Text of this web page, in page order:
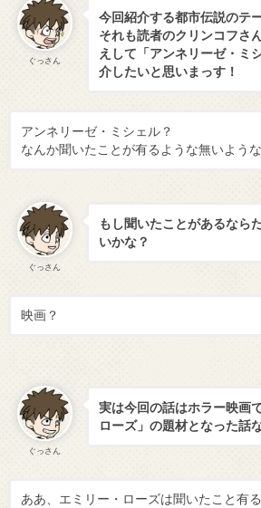
ぐっさん
今回紹介する都市伝説のテ
それも読者のクリンコフさ
えして「アンネリーゼ・ミ
介したいと思いまっす！
アンネリーゼ・ミシェル？
なんか聞いたことが有るような無いよう
ぐっさん
もし聞いたことがあるなら
いかな？
映画？
ぐっさん
実は今回の話はホラー映画
ローズ」の題材となった話な
ああ、エミリー・ローズは聞いたこと有る